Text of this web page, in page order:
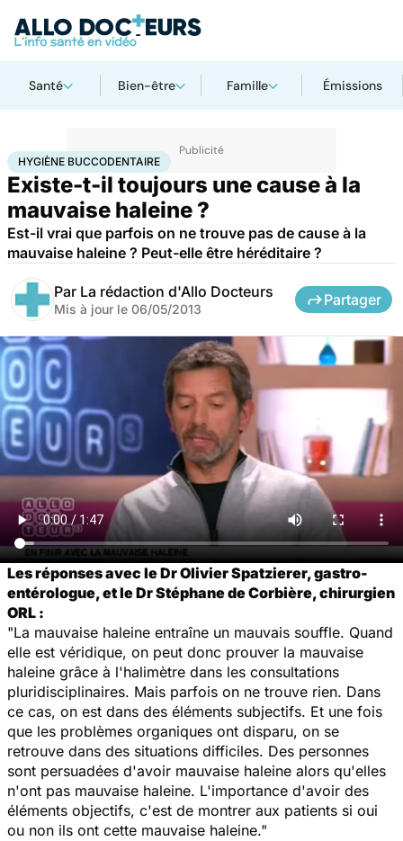
Santé Bien-être Famille Émissions
AccueilSantéHygiène buccodentaire
HYGIÈNE BUCCODENTAIRE
Existe-t-il toujours une cause à la
mauvaise haleine ?
Est-il vrai que parfois on ne trouve pas de cause à la
mauvaise haleine ? Peut-elle être héréditaire ?
Par La rédaction d'Allo Docteurs
Mis à jour le 06/05/2013
Partager
Les réponses avec le Dr Olivier Spatzierer, gastro-
entérologue, et le Dr Stéphane de Corbière, chirurgien
ORL :
"La mauvaise haleine entraîne un mauvais souffle. Quand
elle est véridique, on peut donc prouver la mauvaise
haleine grâce à l'halimètre dans les consultations
pluridisciplinaires. Mais parfois on ne trouve rien. Dans
ce cas, on est dans des éléments subjectifs. Et une fois
que les problèmes organiques ont disparu, on se
retrouve dans des situations difficiles. Des personnes
sont persuadées d'avoir mauvaise haleine alors qu'elles
n'ont pas mauvaise haleine. L'importance d'avoir des
éléments objectifs, c'est de montrer aux patients si oui
ou non ils ont cette mauvaise haleine."